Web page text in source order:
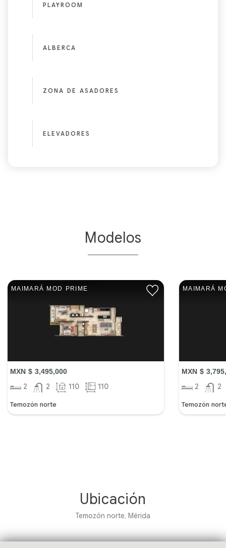
PLAYROOM
ALBERCA
ZONA DE ASADORES
ELEVADORES
Modelos
MAIMARÁ MOD PRIME
MXN $ 3,495,000
2 2 110 110
Temozón norte
MAIMARÁ
MXN $
2 2
Temozón
Ubicación
Temozón norte, Mérida